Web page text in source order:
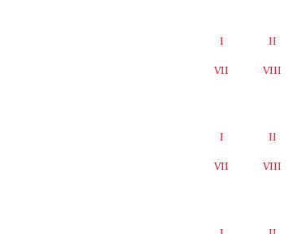
I II
VII VIII
I II
VII VIII